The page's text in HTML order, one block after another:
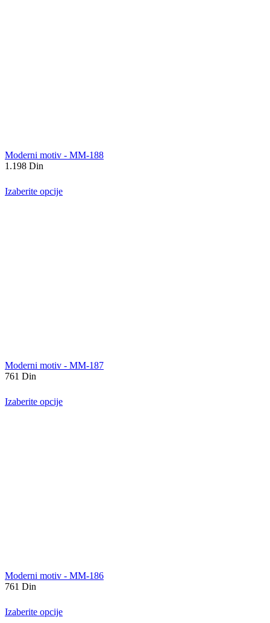
Moderni motiv - MM-188
1.198 Din
Izaberite opcije
Moderni motiv - MM-187
761 Din
Izaberite opcije
Moderni motiv - MM-186
761 Din
Izaberite opcije